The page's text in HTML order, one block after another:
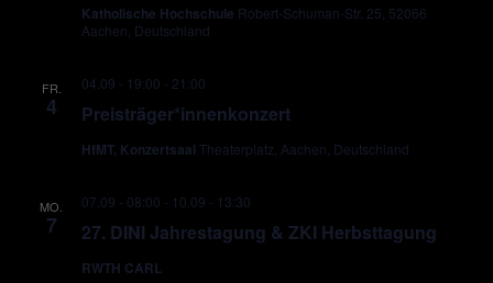
Katholische Hochschule Robert-Schuman-Str. 25, 52066
Aachen, Deutschland
FR.
4 Preisträger*innenkonzert
04.09 - 19:00 - 21:00
HfMT, Konzertsaal Theaterplatz, Aachen, Deutschland
MO.
7 27. DINI Jahrestagung & ZKI Herbsttagung
07.09 - 08:00 - 10.09 - 13:30
RWTH CARL